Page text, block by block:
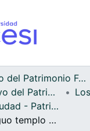
Archivo del Patrimonio Fotográfico y Fílmico del Valle del Cauca
Fondo Archivo del Patrimonio Fotográfico y Fílmico del Valle del Cauca
APFFVC - Ciudad - Patrimonial
Plaza y antiguo templo de Roldanillo, C